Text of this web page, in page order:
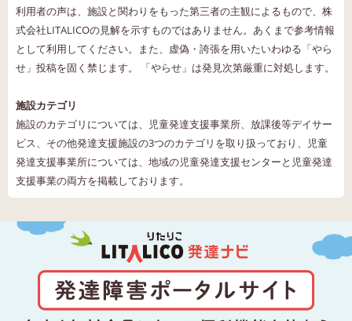
利用者の声は、施設と関わりをもった第三者の主観によるもので、株
式会社LITALICOの見解を示すものではありません。あくまで参考情報
として利用してください。また、虚偽・誇張を用いたいわゆる「やら
せ」投稿を固く禁じます。 「やらせ」は発見次第厳重に対処します。
施設カテゴリ
施設のカテゴリについては、児童発達支援事業所、放課後等デイサー
ビス、その他発達支援施設の3つのカテゴリを取り扱っており、児童
発達支援事業所については、地域の児童発達支援センターと児童発達
支援事業の両方を掲載しております。